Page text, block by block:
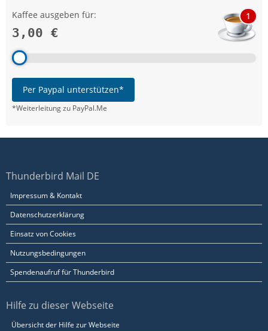
Kaffee ausgeben für:
3,00 €
1
Per Paypal unterstützen*
*Weiterleitung zu PayPal.Me
Thunderbird Mail DE
Impressum & Kontakt
Datenschutzerklärung
Einsatz von Cookies
Nutzungsbedingungen
Spendenaufruf für Thunderbird
Hilfe zu dieser Webseite
Übersicht der Hilfe zur Webseite